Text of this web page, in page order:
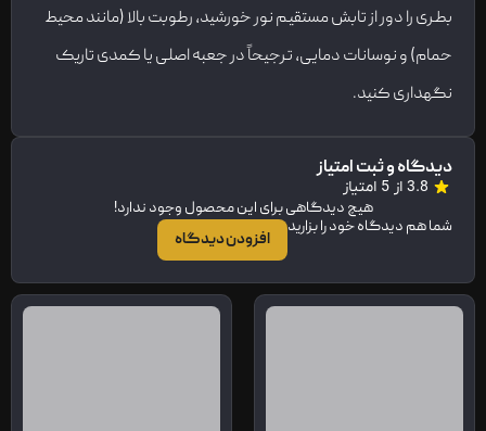
بطری را دور از تابش مستقیم نور خورشید، رطوبت بالا (مانند محیط
حمام) و نوسانات دمایی، ترجیحاً در جعبه اصلی یا کمدی تاریک
نگهداری کنید.
دیدگاه و ثبت امتیاز
3.8 از 5 امتیاز
هیچ دیدگاهی برای این محصول وجود ندارد!
شما هم دیدگاه خود را بزارید
افزودن دیدگاه